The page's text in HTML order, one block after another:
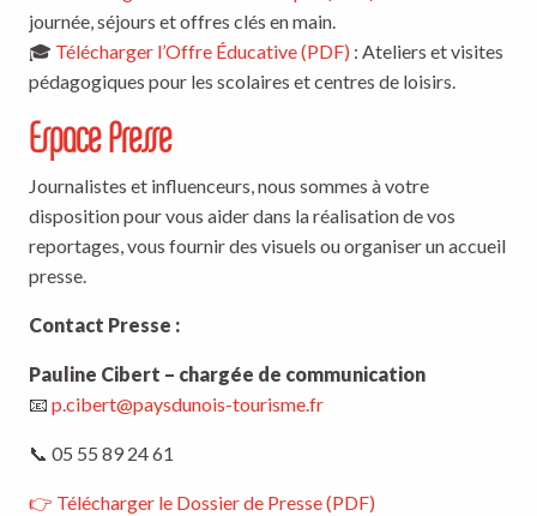
journée, séjours et offres clés en main.
🎓 Télécharger l’Offre Éducative (PDF) : Ateliers et visites
pédagogiques pour les scolaires et centres de loisirs.
Espace Presse
Journalistes et influenceurs, nous sommes à votre
disposition pour vous aider dans la réalisation de vos
reportages, vous fournir des visuels ou organiser un accueil
presse.
Contact Presse :
Pauline Cibert – chargée de communication
📧 p.cibert@paysdunois-tourisme.fr
📞 05 55 89 24 61
👉 Télécharger le Dossier de Presse (PDF)